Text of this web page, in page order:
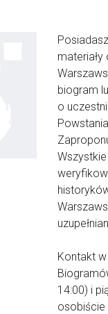
biogram
o
Kontakt
14:00) i
osobiście